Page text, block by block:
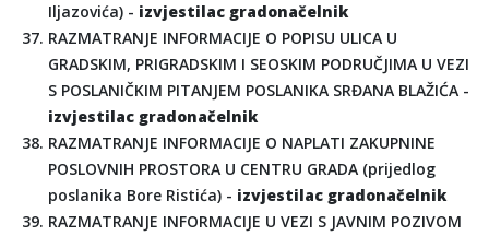
Iljazovića) - izvjestilac gradonačelnik
RAZMATRANJE INFORMACIJE O POPISU ULICA U
GRADSKIM, PRIGRADSKIM I SEOSKIM PODRUČJIMA U VEZI
S POSLANIČKIM PITANJEM POSLANIKA SRĐANA BLAŽIĆA -
izvjestilac gradonačelnik
RAZMATRANJE INFORMACIJE O NAPLATI ZAKUPNINE
POSLOVNIH PROSTORA U CENTRU GRADA (prijedlog
poslanika Bore Ristića) - izvjestilac gradonačelnik
RAZMATRANJE INFORMACIJE U VEZI S JAVNIM POZIVOM